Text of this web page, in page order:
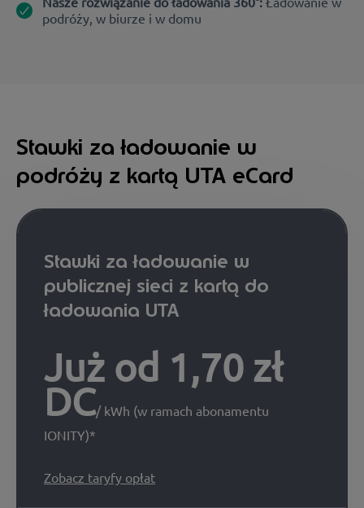
podróży, w biurze i w domu
Stawki za ładowanie w
podróży z kartą UTA eCard
Stawki za ładowanie w
publicznej sieci z kartą do
ładowania UTA
Już od 1,70 zł
DC/ kWh (w ramach abonamentu
IONITY)*
Zobacz taryfy opłat